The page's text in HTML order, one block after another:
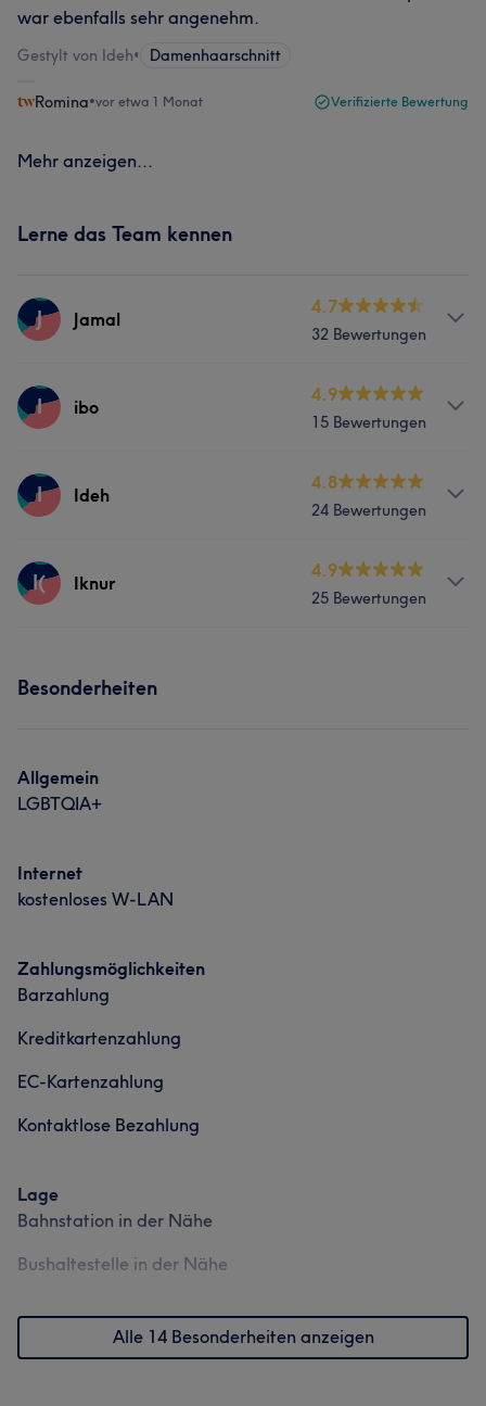
war ebenfalls sehr angenehm.
Gestylt von Ideh• Damenhaarschnitt
Romina•vor etwa 1 Monat Verifizierte Bewertung
Mehr anzeigen...
Lerne das Team kennen
J Jamal
4.7
32 Bewertungen
Services
Haarentfernung
I ibo
4.9
15 Bewertungen
Services
I Ideh
4.8
24 Bewertungen
Services
I( Iknur
4.9
25 Bewertungen
Besonderheiten
Allgemein
LGBTQIA+
Internet
kostenloses W-LAN
Zahlungsmöglichkeiten
Barzahlung
Kreditkartenzahlung
EC-Kartenzahlung
Kontaktlose Bezahlung
Lage
Bahnstation in der Nähe
Bushaltestelle in der Nähe
Alle 14 Besonderheiten anzeigen